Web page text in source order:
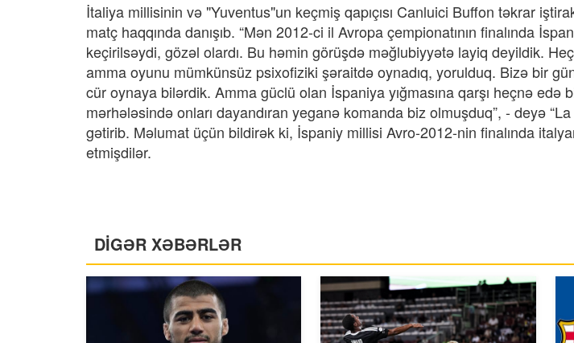
İtaliya millisinin və "Yuventus"un keçmiş qapıçısı Canluici Buffon təkrar
matç haqqında danışıb. “Mən 2012-ci il Avropa çempionatının finalında
keçirilsəydi, gözəl olardı. Bu həmin görüşdə məğlubiyyətə layiq deyildik.
amma oyunu mümkünsüz psixofiziki şəraitdə oynadıq, yorulduq. Bizə bir
cür oynaya bilərdik. Amma güclü olan İspaniya yığmasına qarşı heçnə
mərhələsində onları dayandıran yeganə komanda biz olmuşduq”, - deyə
gətirib. Məlumat üçün bildirək ki, İspaniy millisi Avro-2012-nin finalında
etmişdilər.
DİGƏR XƏBƏRLƏR